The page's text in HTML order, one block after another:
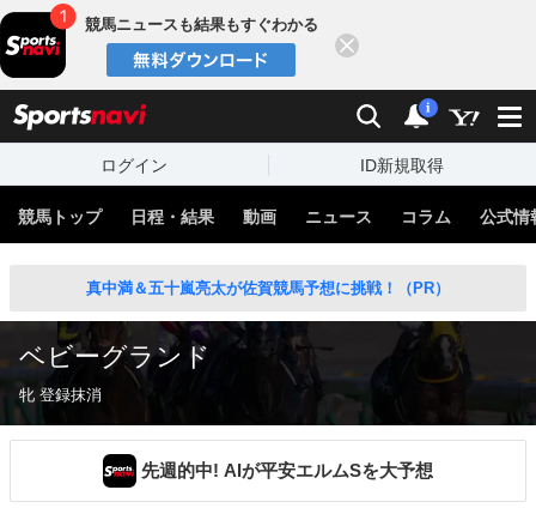
競馬ニュースも結果もすぐわかる
検索 通知
i
ログイン ID新規取得
競馬トップ 日程・結果 動画 ニュース コラム 公式情
真中満＆五十嵐亮太が佐賀競馬予想に挑戦！（PR）
ベビーグランド
牝 登録抹消
先週的中! AIが平安エルムSを大予想